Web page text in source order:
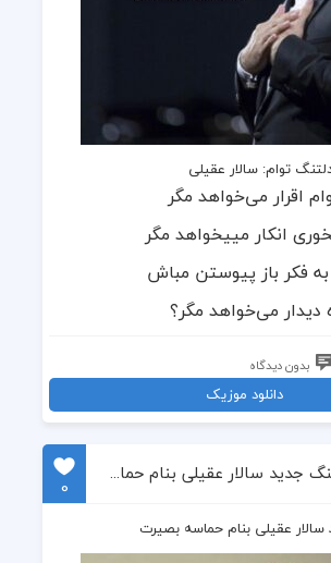
توام:سالار عقیلی
ﺍﻗﺮﺍﺭ ﻣﯽﺧﻮﺍﻫﺪ ﻣﮕﺮ
ﺍﻧﻜﺎﺭ ﻣﯿﯿﺨﻮﺍﻫﺪ ﻣﮕﺮ
ﻓﻜﺮ ﺑﺎﺯ ﭘﯿﻮﺳﺘﻦ ﻣﺒﺎﺵ
ﺩﯾﺪﺍﺭ ﻣﯽﺧﻮﺍﻫﺪ ﻣﮕﺮ؟
بدون دیدگاه
دانلود موزیک
دانلود آهنگ جدید سالار عقیلی بنام حماسه بصیرت
0
عقیلی بنام حماسه بصیرت